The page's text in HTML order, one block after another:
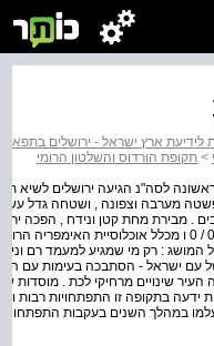
לידיעת ארץ ישראל - ירושלים
> תקופת הורדוס והשלטון הרומי
מיליון איש , שהיו כ 00 / 0 ו מכלל
של המושג : רק מי שמגיע למעמד רם
העיר שינויים מרחיקי לכת .
ידעה בתקופה זו התפתחויות רבות
במהלך השנים בעקבות